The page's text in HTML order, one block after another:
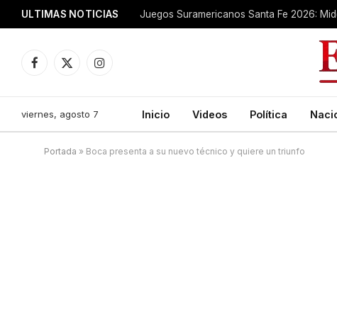
ULTIMAS NOTICIAS Juegos Suramericanos Santa Fe 2026:
Facebook
X
Instagram
viernes, agosto 7 Inicio Videos Política
Portada » Boca presenta a su nuevo técnico y quiere un triunfo